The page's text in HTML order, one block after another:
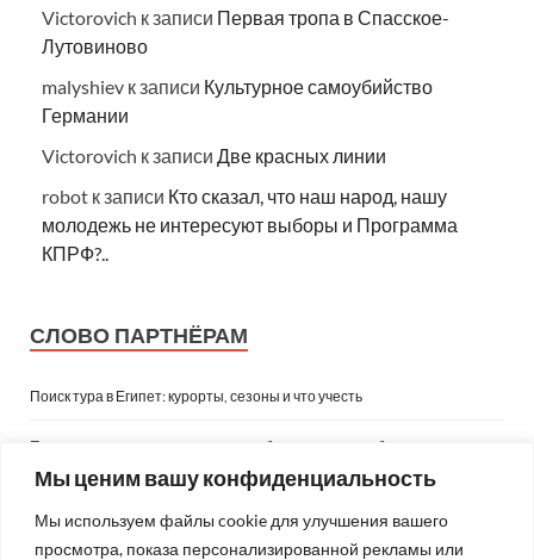
Мы ценим вашу конфиденциальность
Мы используем файлы cookie для улучшения вашего
просмотра, показа персонализированной рекламы или
Victorovich к записи Первая тропа в Спасское-
Лутовиново
malyshiev к записи Культурное самоубийство
Германии
Victorovich к записи Две красных линии
robot к записи Кто сказал, что наш народ, нашу
молодежь не интересуют выборы и Программа
КПРФ?..
СЛОВО ПАРТНЁРАМ
Поиск тура в Египет: курорты, сезоны и что учесть
Почему провокативная терапия работает там, где обычные разговоры
заходят в тупик
Что изменилось в обучении сметчиков в текущем году: новые
требования, софт и навыки, без которых уже не обойтись